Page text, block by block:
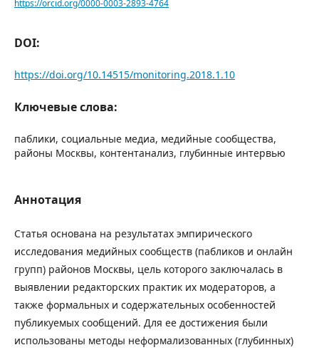
https://orcid.org/0000-0003-2893-4764
DOI:
https://doi.org/10.14515/monitoring.2018.1.10
Ключевые слова:
паблики, социальные медиа, медийные сообщества,
районы Москвы, контент­анализ, глубинные интервью
Аннотация
Cтатья основана на результатах эмпирического
исследования медийных сообществ (пабликов и онлайн
групп) районов Москвы, цель которого заключалась в
выявлении редакторских практик их модераторов, а
также формальных и содержательных особенностей
публикуемых сообщений. Для ее достижения были
использованы методы неформализованных (глубинных)